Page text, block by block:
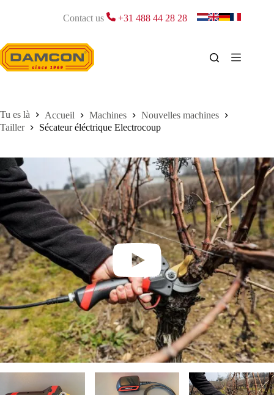
Contact us +31 488 44 28 28
Accueil Machines
Nouvelles machines
Tailler
Sécateur éléctrique Electrocoup